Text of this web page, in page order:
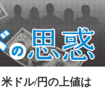
米ドル/円の上値は